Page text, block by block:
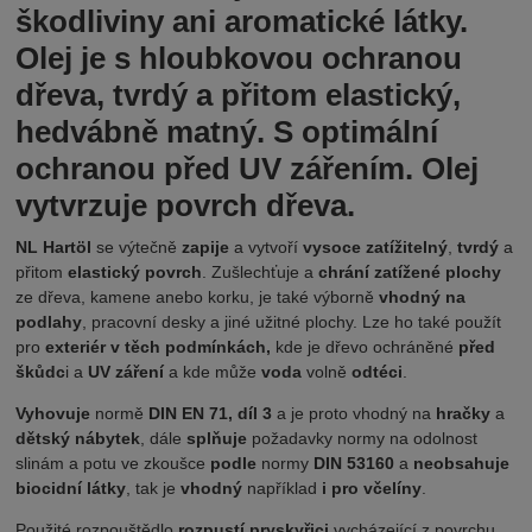
škodliviny ani aromatické látky.
Olej je s hloubkovou ochranou
dřeva, tvrdý a přitom elastický,
hedvábně matný. S optimální
ochranou před UV zářením. Olej
vytvrzuje povrch dřeva.
NL Hartölse výtečnězapijea vytvořívysoce zatížitelný ,tvrdýa
přitomelastický povrch . Zušlechťuje achrání zatížené plochy
ze dřeva, kamene anebo korku, je také výborněvhodný na
podlahy , pracovní desky a jiné užitné plochy. Lze ho také použít
proexteriér v těch podmínkách, kde je dřevo ochráněné před
škůdci a UV záření a kde můževodavolněodtéci
Vyhovuje normě DIN EN 71, díl 3a je proto vhodný na hračkya
dětský nábytek , dálesplňuje požadavky normy na odolnost
slinám a potu ve zkoušce podle normy DIN 53160a neobsahuje
biocidní látky , tak jevhodný například i pro včelíny